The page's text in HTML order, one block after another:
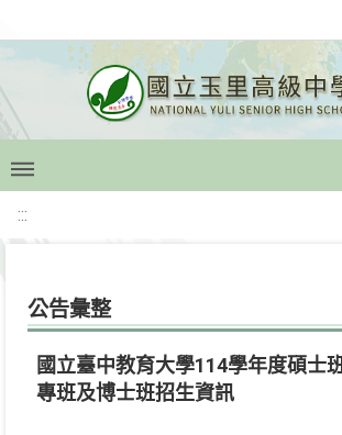
:::
公告彙整
國立臺中教育大學114學年度碩士
專班及博士班招生資訊